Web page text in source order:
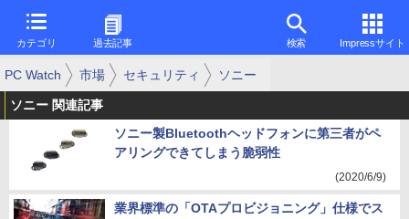
カテゴリ 過去記事 検索 Impressサイト
PC Watch 市場 セキュリティ ソニー
ソニー 関連記事
ソニー製Bluetoothヘッドフォンに第三者がペ
アリングできてしまう脆弱性
(2020/6/9)
業界標準の「OTAプロビジョニング」仕様でス